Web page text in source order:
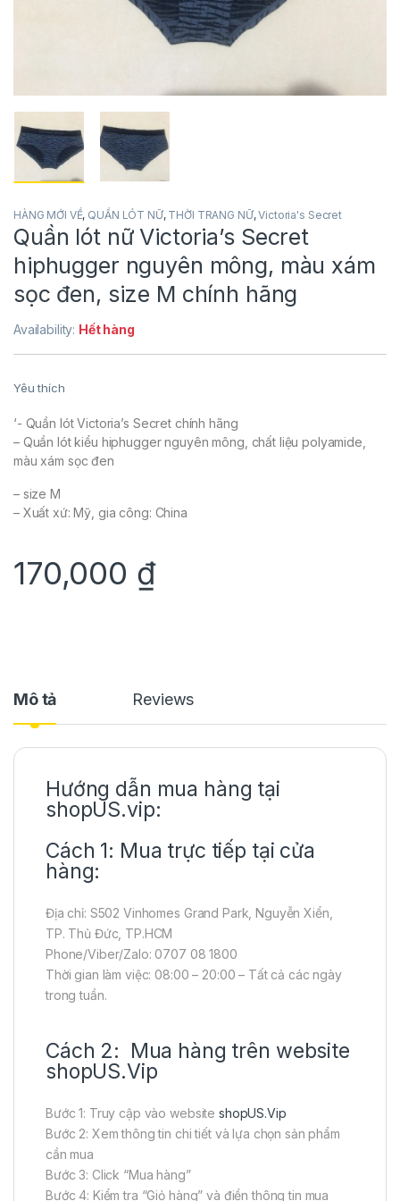
HÀNG MỚI VỀ, QUẦN LÓT NỮ, THỜI TRANG NỮ,Victoria's Secret
Quần lót nữ Victoria’s Secret
hiphugger nguyên mông, màu xám
sọc đen, size M chính hãng
Availability: Hết hàng
Yêu thích
‘- Quần lót Victoria’s Secret chính hãng
– Quần lót kiểu hiphugger nguyên mông, chất liệu polyamide,
màu xám sọc đen
– size M
– Xuất xứ: Mỹ, gia công: China
170,000 ₫
Mô tả Reviews
Hướng dẫn mua hàng tại
shopUS.vip:
Cách 1: Mua trực tiếp tại cửa
hàng:
Địa chỉ: S502 Vinhomes Grand Park, Nguyễn Xiển,
TP. Thủ Đức, TP.HCM
Phone/Viber/Zalo: 0707 08 1800
Thời gian làm việc: 08:00 – 20:00 – Tất cả các ngày
trong tuần.
Cách 2: Mua hàng trên website
shopUS.Vip
Bước 1: Truy cập vào website shopUS.Vip
Bước 2: Xem thông tin chi tiết và lựa chọn sản phẩm
cần mua
Bước 3: Click “Mua hàng”
Bước 4: Kiểm tra “Giỏ hàng” và điền thông tin mua